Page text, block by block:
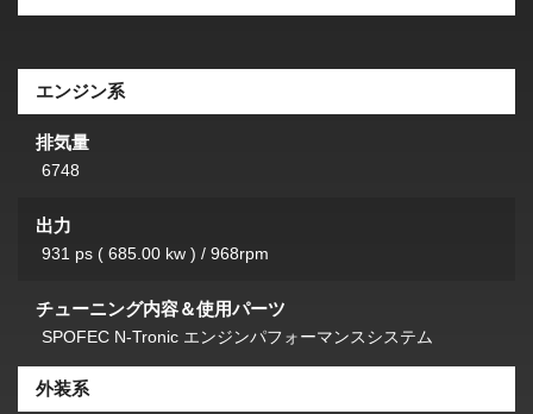
エンジン系
排気量
6748
出力
931 ps ( 685.00 kw ) / 968rpm
チューニング内容＆使用パーツ
SPOFEC N-Tronic エンジンパフォーマンスシステム
外装系